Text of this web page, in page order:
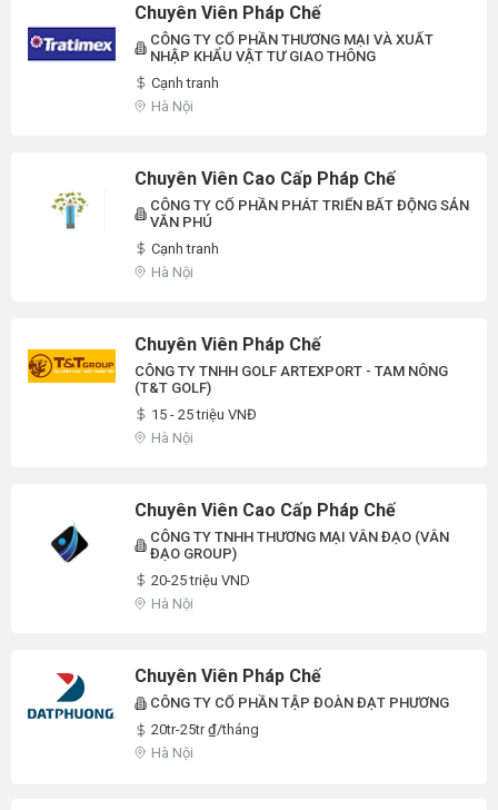
Chuyên Viên Pháp Chế
CÔNG TY CỔ PHẦN THƯƠNG MẠI VÀ XUẤT
NHẬP KHẨU VẬT TƯ GIAO THÔNG
Cạnh tranh
Hà Nội
Chuyên Viên Cao Cấp Pháp Chế
CÔNG TY CỔ PHẦN PHÁT TRIỂN BẤT ĐỘNG SẢN
VĂN PHÚ
Cạnh tranh
Hà Nội
Chuyên Viên Pháp Chế
CÔNG TY TNHH GOLF ARTEXPORT - TAM NÔNG
(T&T GOLF)
15 - 25 triệu VNĐ
Hà Nội
Chuyên Viên Cao Cấp Pháp Chế
CÔNG TY TNHH THƯƠNG MẠI VÂN ĐẠO (VÂN
ĐẠO GROUP)
20-25 triệu VND
Hà Nội
Chuyên Viên Pháp Chế
CÔNG TY CỔ PHẦN TẬP ĐOÀN ĐẠT PHƯƠNG
20tr-25tr ₫/tháng
Hà Nội